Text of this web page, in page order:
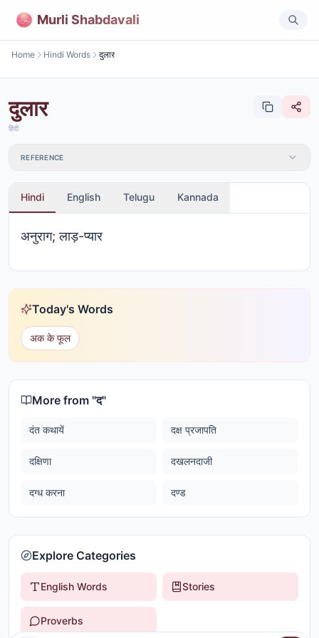
Murli Shabdavali
Home Hindi Words दुलार
दुलार
हिंदी
REFERENCE
Hindi English Telugu Kannada
अनुराग; लाड़-प्यार
Today's Words
अक के फूल
More from "द"
दंत कथायें दक्ष प्रजापति
दक्षिणा दखलनदाजी
दग्ध करना दण्ड
Explore Categories
English Words Stories
Proverbs